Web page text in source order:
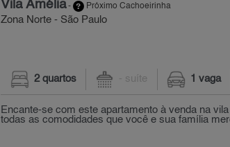
Vila Amélia- Próximo Cachoeirinha
Zona Norte - São Paulo
2 quartos - suíte 1 vaga
Encante-se com este apartamento à venda na
todas as comodidades que você e sua família